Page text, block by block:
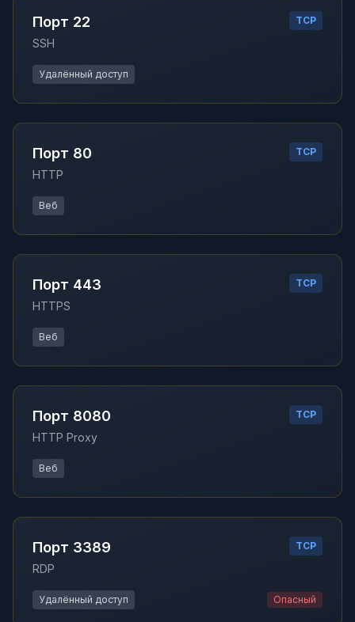
Порт 22
SSH
TCP
Удалённый доступ
Порт 80
HTTP
TCP
Веб
Порт 443
HTTPS
TCP
Веб
Порт 8080
HTTP Proxy
TCP
Веб
Порт 3389
RDP
TCP
Удалённый доступ Опасный